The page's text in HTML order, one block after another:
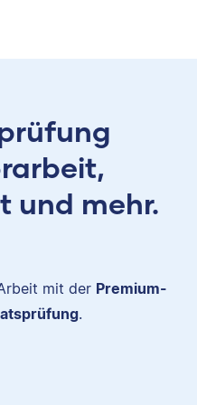
und mehr.
mit der Premium-
.